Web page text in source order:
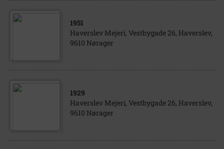
1951
Haverslev Mejeri, Vestbygade 26, Haverslev,
9610 Nørager
1929
Haverslev Mejeri, Vestbygade 26, Haverslev,
9610 Nørager